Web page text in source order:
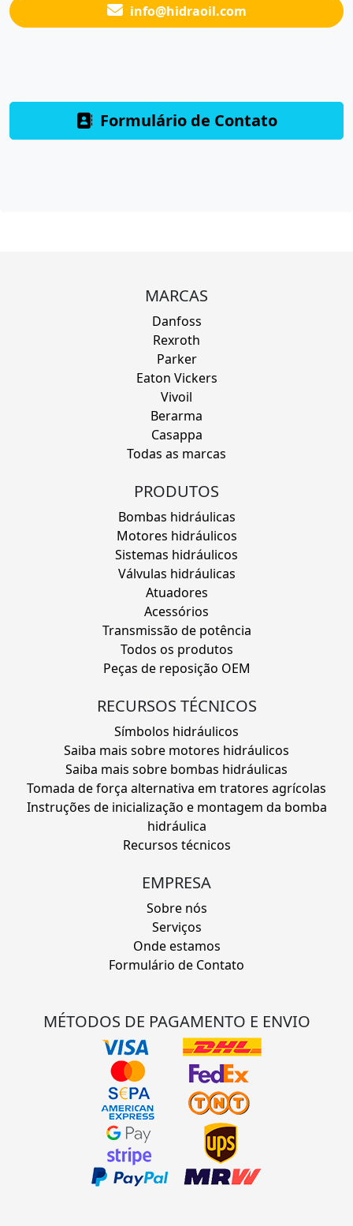
info@hidraoil.com
Formulário de Contato
MARCAS
Danfoss
Rexroth
Parker
Eaton Vickers
Vivoil
Berarma
Casappa
Todas as marcas
PRODUTOS
Bombas hidráulicas
Motores hidráulicos
Sistemas hidráulicos
Válvulas hidráulicas
Atuadores
Acessórios
Transmissão de potência
Todos os produtos
Peças de reposição OEM
RECURSOS TÉCNICOS
Símbolos hidráulicos
Saiba mais sobre motores hidráulicos
Saiba mais sobre bombas hidráulicas
Tomada de força alternativa em tratores agrícolas
Instruções de inicialização e montagem da bomba
hidráulica
Recursos técnicos
EMPRESA
Sobre nós
Serviços
Onde estamos
Formulário de Contato
MÉTODOS DE PAGAMENTO E ENVIO